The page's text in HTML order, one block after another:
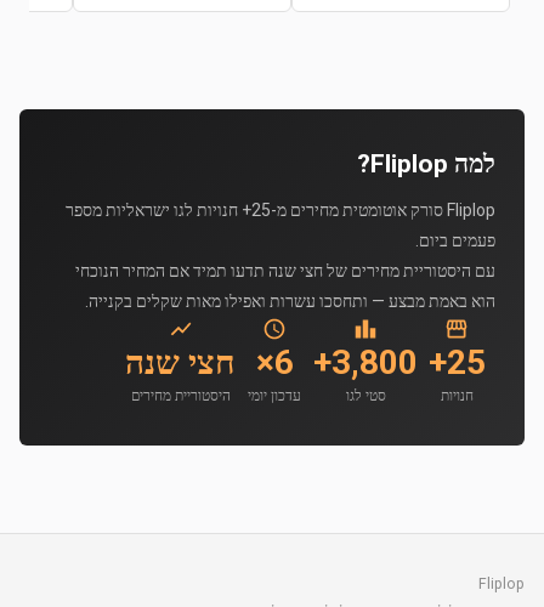
למה Fliplop?
Fliplop סורק אוטומטית מחירים מ-25+ חנויות לגו ישראליות מספר
פעמים ביום.
עם היסטוריית מחירים של חצי שנה תדעו תמיד אם המחיר הנוכחי
הוא באמת מבצע — ותחסכו עשרות ואפילו מאות שקלים בקנייה.
25+
חנויות
3,800+
סטי לגו
6×
עדכון יומי
חצי שנה
היסטוריית מחירים
Fliplop